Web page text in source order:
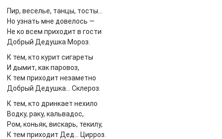
Пир, веселье, танцы, тосты…
Но узнать мне довелось —
Не ко всем приходит в гости
Добрый Дедушка Мороз.
К тем, кто курит сигареты
И дымит, как паровоз,
К тем приходит незаметно
Добрый Дедушка… Склероз.
К тем, кто дринкает нехило
Водку, раку, кальвадос,
Ром, коньяк, вискарь, текилу,
К тем приходит Дед… Цирроз.